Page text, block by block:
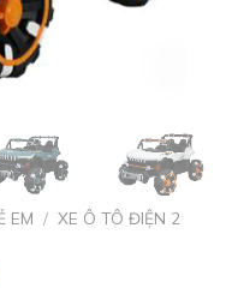
EM / XE Ô TÔ ĐIỆN 2